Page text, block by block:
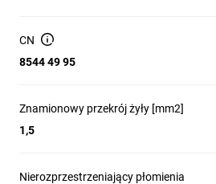
CN
8544 49 95
Znamionowy przekrój żyły [mm2]
1,5
Nierozprzestrzeniający płomienia